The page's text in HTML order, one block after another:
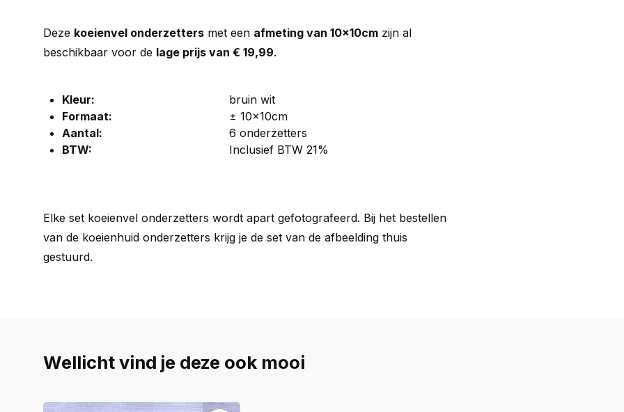
Deze koeienvel onderzetters met een afmeting van 10x10cm zijn al
beschikbaar voor de lage prijs van € 19,99.
Kleur:
Formaat:
Aantal:
BTW:
bruin wit
± 10x10cm
6 onderzetters
Inclusief BTW 21%
Elke set koeienvel onderzetters wordt apart gefotografeerd. Bij het bestellen
van de koeienhuid onderzetters krijg je de set van de afbeelding thuis
gestuurd.
Wellicht vind je deze ook mooi